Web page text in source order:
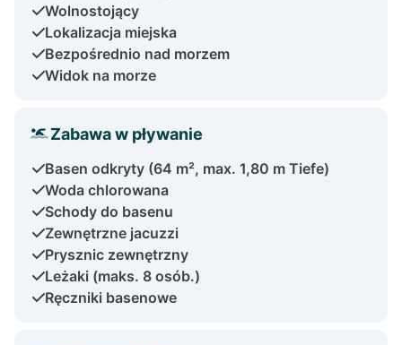
Wolnostojący
Lokalizacja miejska
Bezpośrednio nad morzem
Widok na morze
Zabawa w pływanie
Basen odkryty (64 m², max. 1,80 m Tiefe)
Woda chlorowana
Schody do basenu
Zewnętrzne jacuzzi
Prysznic zewnętrzny
Leżaki (maks. 8 osób.)
Ręczniki basenowe